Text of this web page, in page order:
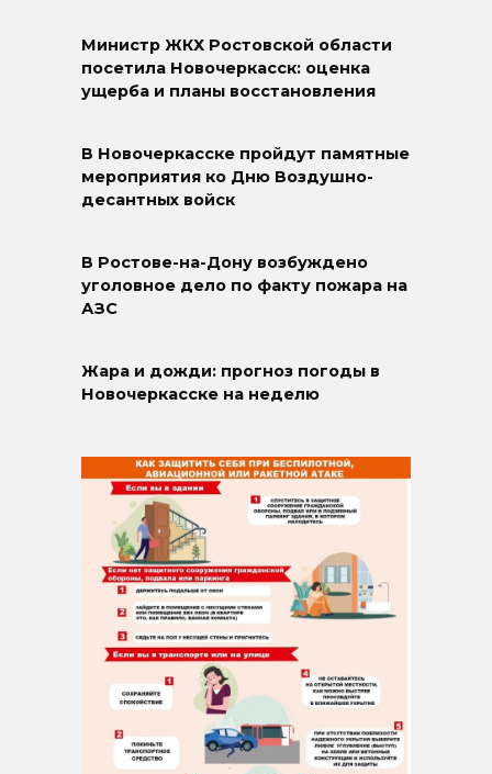
Министр ЖКХ Ростовской области
посетила Новочеркасск: оценка
ущерба и планы восстановления
В Новочеркасске пройдут памятные
мероприятия ко Дню Воздушно-
десантных войск
В Ростове-на-Дону возбуждено
уголовное дело по факту пожара на
АЗС
Жара и дожди: прогноз погоды в
Новочеркасске на неделю